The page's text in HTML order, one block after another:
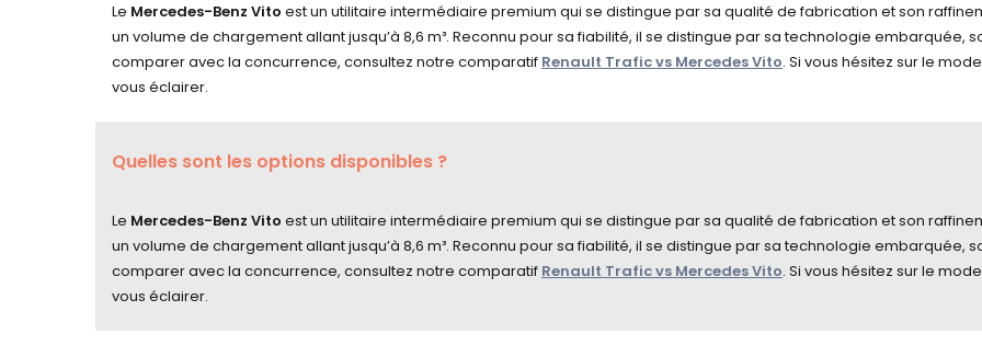
Le Mercedes-Benz Vito est un utilitaire intermédiaire premium qui se distingue par sa qualité de fabrication et son
un volume de chargement allant jusqu’à 8,6 m³. Reconnu pour sa fiabilité, il se distingue par sa technologie embarquée,
comparer avec la concurrence, consultez notre comparatif Renault Trafic vs Mercedes Vito. Si vous hésitez sur le
vous éclairer.
Quelles sont les options disponibles ?
Le Mercedes-Benz Vito est un utilitaire intermédiaire premium qui se distingue par sa qualité de fabrication et son
un volume de chargement allant jusqu’à 8,6 m³. Reconnu pour sa fiabilité, il se distingue par sa technologie embarquée,
comparer avec la concurrence, consultez notre comparatif Renault Trafic vs Mercedes Vito. Si vous hésitez sur le
vous éclairer.